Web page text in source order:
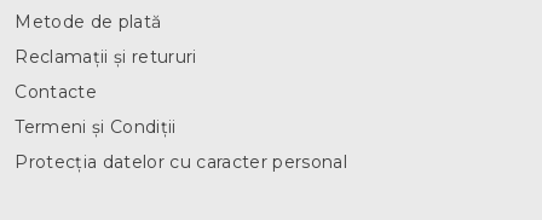
Metode de plată
Reclamații și retururi
Contacte
Termeni și Condiții
Protecția datelor cu caracter personal